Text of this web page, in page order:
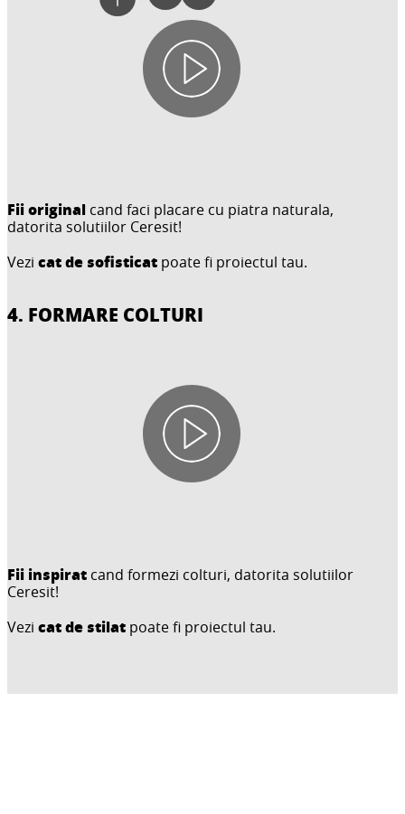
Fii original cand faci placare cu piatra naturala,
datorita solutiilor Ceresit!
Vezi cat de sofisticat poate fi proiectul tau.
4. FORMARE COLTURI
Fii inspirat cand formezi colturi, datorita solutiilor
Ceresit!
Vezi cat de stilat poate fi proiectul tau.